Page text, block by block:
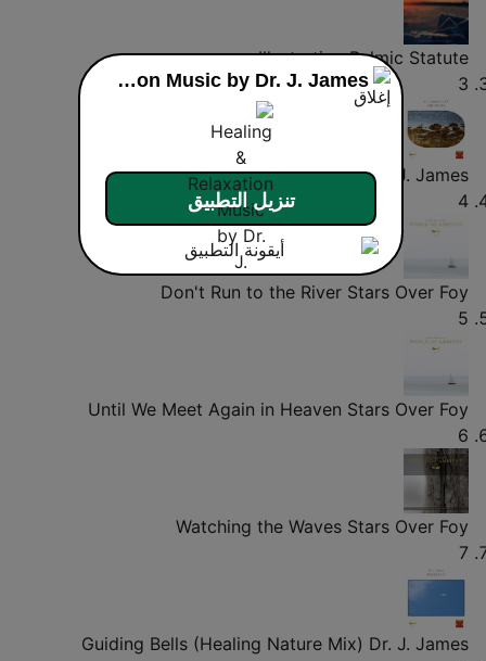
Illustration Relmic Statute
3
Here for You (Ambient Mix) Dr. J. James
4
Don't Run to the River Stars Over Foy
5
Until We Meet Again in Heaven Stars Over Foy
6
Watching the Waves Stars Over Foy
7
Guiding Bells (Healing Nature Mix) Dr. J. James
Healing & Relaxation Music by Dr. J. James
تنزيل التطبيق